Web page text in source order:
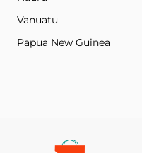
Vanuatu
Papua New Guinea